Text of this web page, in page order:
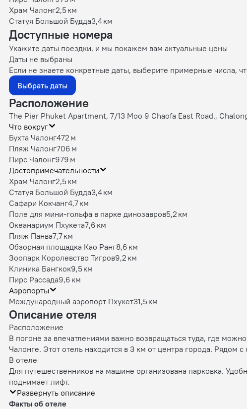
Храм Чалонг2,5 км
Статуя Большой Будда3,4 км
Доступные номера
Укажите даты поездки, и мы покажем вам актуальные цены
Даты не выбраны
Если не знаете конкретные даты, выберите примерные числа,
Выбрать даты
Расположение
The Pier Phuket Apartment, 7/13 Moo 9 Chaofa East Road.,
Что вокруг
Бухта Чалонг472 м
Пляж Чалонг706 м
Пирс Чалонг979 м
Достопримечательности
Храм Чалонг2,5 км
Статуя Большой Будда3,4 км
Сафари Кокчанг4,7 км
Поле для мини-гольфа в парке динозавров5,2 км
Океанариум Пхукета7,6 км
Пляж Панва7,7 км
Обзорная площадка Као Ранг8,6 км
Зоопарк Королевство Тигров9,2 км
Клиника Бангкок9,5 км
Пирс Рассада9,6 км
Аэропорты
Международный аэропорт Пхукет31,5 км
Описание отеля
Расположение
В погоне за впечатлениями важно возвращаться туда, где
Чалонге. Этот отель находится в 3 км от центра города. Рядом
В отеле
Для путешественников на машине организована парковка.
поднимает лифт.
Развернуть описание
Факты об отеле